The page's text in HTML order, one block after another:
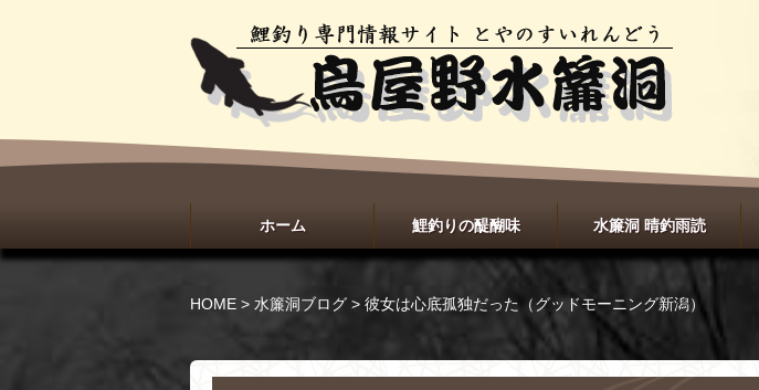
ホーム 鯉釣りの醍醐味 水簾洞 晴釣雨読
HOME > 水簾洞ブログ > 彼女は心底孤独だった（グッドモーニング新潟）